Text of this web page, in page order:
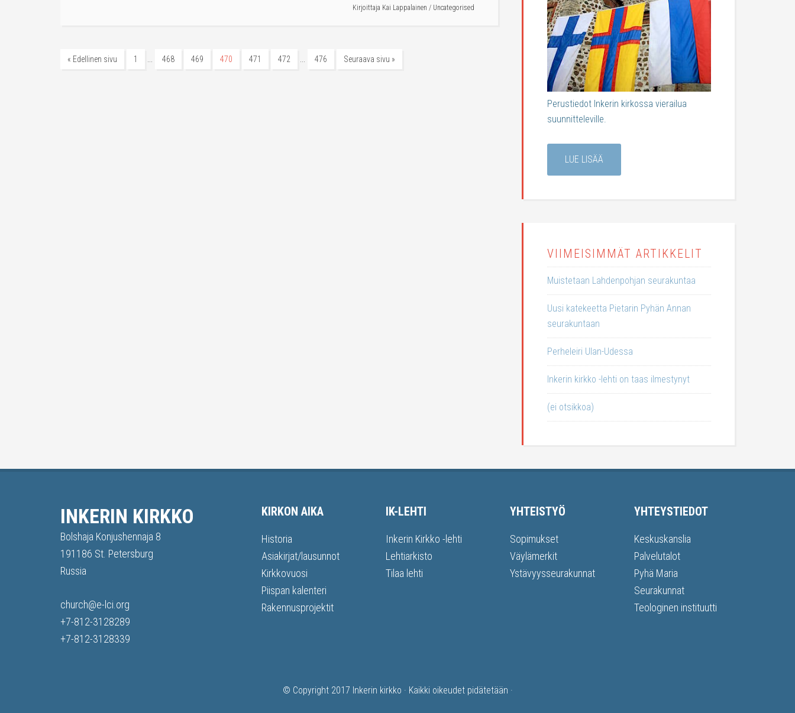
Kirjoittaja Kai Lappalainen / Uncategorised
« Edellinen sivu 1 468 469 470 471 472 476 Seuraava sivu »
Perustiedot Inkerin kirkossa vierailua
suunnitteleville.
LUE LISÄÄ
VIIMEISIMMÄT ARTIKKELIT
Muistetaan Lahdenpohjan seurakuntaa
Uusi katekeetta Pietarin Pyhän Annan
seurakuntaan
Perheleiri Ulan-Udessa
Inkerin kirkko -lehti on taas ilmestynyt
(ei otsikkoa)
INKERIN KIRKKO
Bolshaja Konjushennaja 8
191186 St. Petersburg
Russia
church@e-lci.org
+7-812-3128289
+7-812-3128339
KIRKON AIKA
Historia
Asiakirjat/lausunnot
Kirkkovuosi
Piispan kalenteri
Rakennusprojektit
IK-LEHTI
Inkerin Kirkko -lehti
Lehtiarkisto
Tilaa lehti
YHTEISTYÖ
Sopimukset
Väylämerkit
Ystävyysseurakunnat
YHTEYSTIEDOT
Keskuskanslia
Palvelutalot
Pyhä Maria
Seurakunnat
Teologinen instituutti
© Copyright 2017 Inkerin kirkko · Kaikki oikeudet pidätetään ·